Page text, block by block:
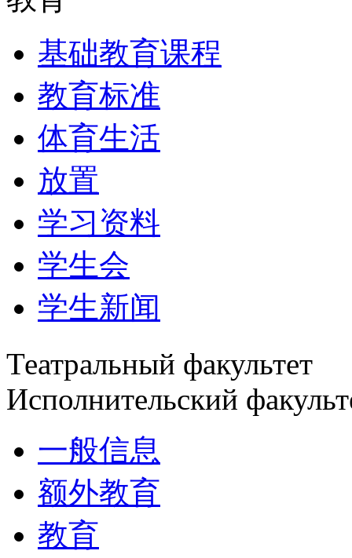
基础教育课程
教育标准
体育生活
放置
学习资料
学生会
学生新闻
Театральный факультет
Исполнительский
一般信息
额外教育
教育